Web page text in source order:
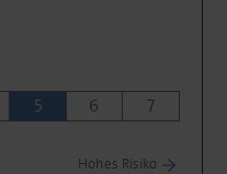
5 6 7
Hohes Risiko